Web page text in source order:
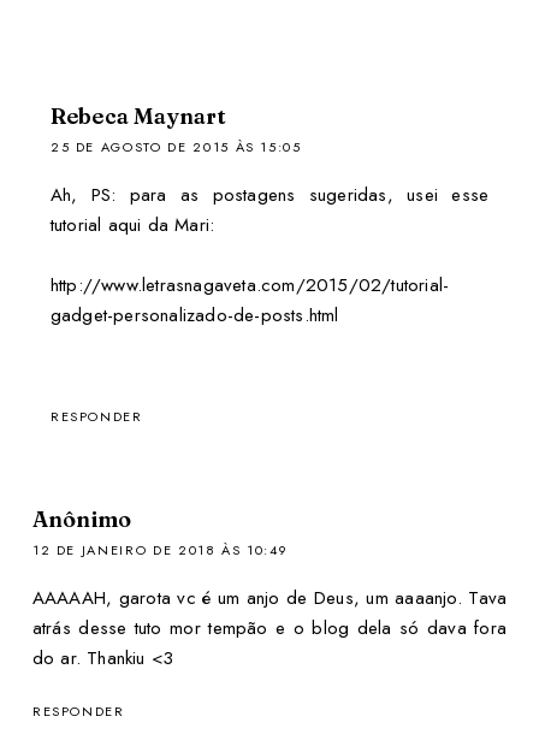
Rebeca Maynart
25 DE AGOSTO DE 2015 ÀS 15:05
Ah, PS: para as postagens sugeridas, usei esse
tutorial aqui da Mari:
http://www.letrasnagaveta.com/2015/02/tutorial-
gadget-personalizado-de-posts.html
RESPONDER
Anônimo
12 DE JANEIRO DE 2018 ÀS 10:49
AAAAAH, garota vc é um anjo de Deus, um aaaanjo. Tava
atrás desse tuto mor tempão e o blog dela só dava fora
do ar. Thankiu <3
RESPONDER